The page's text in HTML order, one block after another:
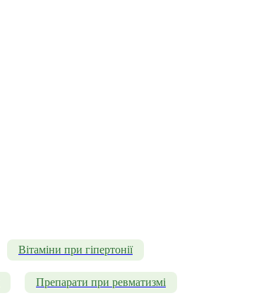
Вітаміни при гіпертонії
Препарати при ревматизмі